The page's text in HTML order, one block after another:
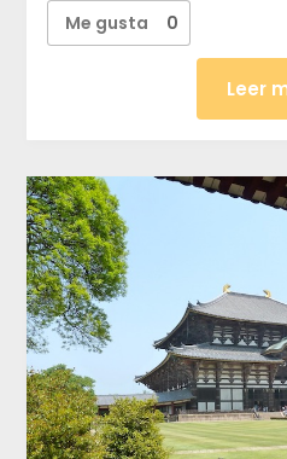
Me gusta 0
Leer